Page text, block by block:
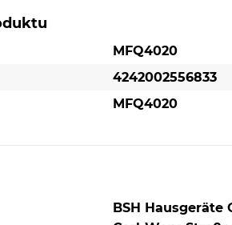
MFQ4020
4242002556833
MFQ4020
BSH Hausgeräte